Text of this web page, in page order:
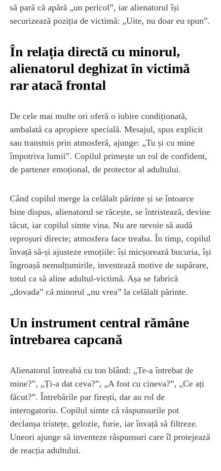
să pară că apără „un pericol”, iar alienatorul își
securizează poziția de victimă: „Uite, nu doar eu spun”.
În relația directă cu minorul,
alienatorul deghizat în victimă
rar atacă frontal
De cele mai multe ori oferă o iubire condiționată,
ambalată ca apropiere specială. Mesajul, spus explicit
sau transmis prin atmosferă, ajunge: „Tu și cu mine
împotriva lumii”. Copilul primește un rol de confident,
de partener emoțional, de protector al adultului.
Când copilul merge la celălalt părinte și se întoarce
bine dispus, alienatorul se răcește, se întristează, devine
tăcut, iar copilul simte vina. Nu are nevoie să audă
reproșuri directe; atmosfera face treaba. În timp, copilul
învață să-și ajusteze emoțiile: își micșorează bucuria, își
îngroașă nemulțumirile, inventează motive de supărare,
totul ca să aline adultul-victimă. Așa se fabrică
„dovada” că minorul „nu vrea” la celălalt părinte.
Un instrument central rămâne
întrebarea capcană
Alienatorul întreabă cu ton blând: „Te-a întrebat de
mine?”, „Ți-a dat ceva?”, „A fost cu cineva?”, „Ce ați
făcut?”. Întrebările par firești, dar au rol de
interogatoriu. Copilul simte că răspunsurile pot
declanșa tristețe, gelozie, furie, iar învață să filtreze.
Uneori ajunge să inventeze răspunsuri care îl protejează
de reacția adultului.